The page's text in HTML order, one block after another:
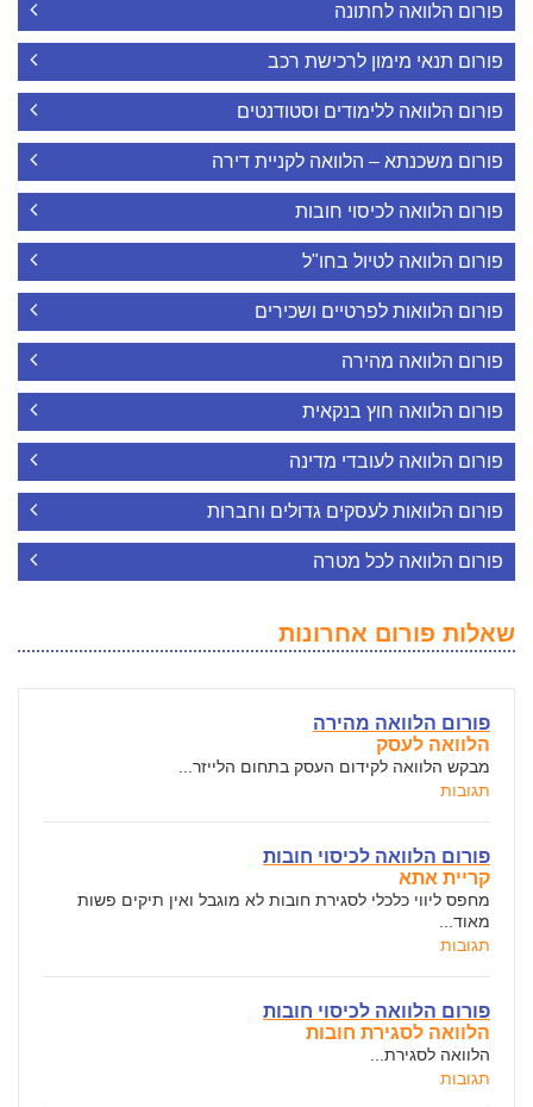
פורום הלוואה לחתונה
פורום תנאי מימון לרכישת רכב
פורום הלוואה ללימודים וסטודנטים
פורום משכנתא – הלוואה לקניית דירה
פורום הלוואה לכיסוי חובות
פורום הלוואה לטיול בחו"ל
פורום הלוואות לפרטיים ושכירים
פורום הלוואה מהירה
פורום הלוואה חוץ בנקאית
פורום הלוואה לעובדי מדינה
פורום הלוואות לעסקים גדולים וחברות
פורום הלוואה לכל מטרה
שאלות פורום אחרונות
פורום הלוואה מהירה
הלוואה לעסק
מבקש הלוואה לקידום העסק בתחום הלייזר...
תגובות
פורום הלוואה לכיסוי חובות
קריית אתא
מחפס ליווי כלכלי לסגירת חובות לא מוגבל ואין תיקים פשות
מאוד...
תגובות
פורום הלוואה לכיסוי חובות
הלוואה לסגירת חובות
הלוואה לסגירת...
תגובות